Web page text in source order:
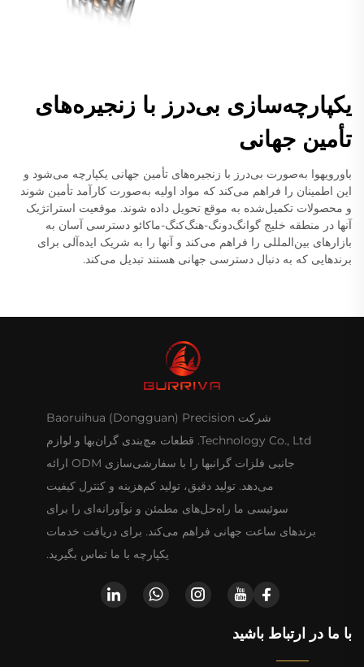
یکپارچه‌سازی بی‌درز با زنجیره‌های
تأمین جهانی
باورویهوا به‌صورت بی‌درز با زنجیره‌های تأمین جهانی یکپارچه می‌شود و
این اطمینان را فراهم می‌کند که مواد اولیه به‌صورت کارآمد تأمین شوند
و محصولات تکمیل‌شده به موقع تحویل داده شوند. موقعیت استراتژیک
آنها در منطقه خلیج گوانگ‌دونگ-هنگ‌کنگ-ماکائو دسترسی آسان به
بازارهای بین‌المللی را فراهم می‌کند و آنها را به شریک ایده‌آلی برای
برندهایی که به دنبال دسترسی جهانی هستند تبدیل می‌کند.
شرکت Baoruihua (Dongguan) Precision
Technology Co., Ltd. قطعات مچ‌بندی گران‌بها و لوازم
جانبی فلزات گرانبها را با سفارشی‌سازی ODM ارائه
می‌دهد. تولید دقیق، تولید کم‌هزینه و کنترل کیفیت
سوئیسی ما راه‌حل‌های مطمئن و نوآورانه‌ای را برای
برندهای ساعت جهانی فراهم می‌کند. برای دریافت خدمات
یکپارچه با ما تماس بگیرید.
با ما در ارتباط باشید